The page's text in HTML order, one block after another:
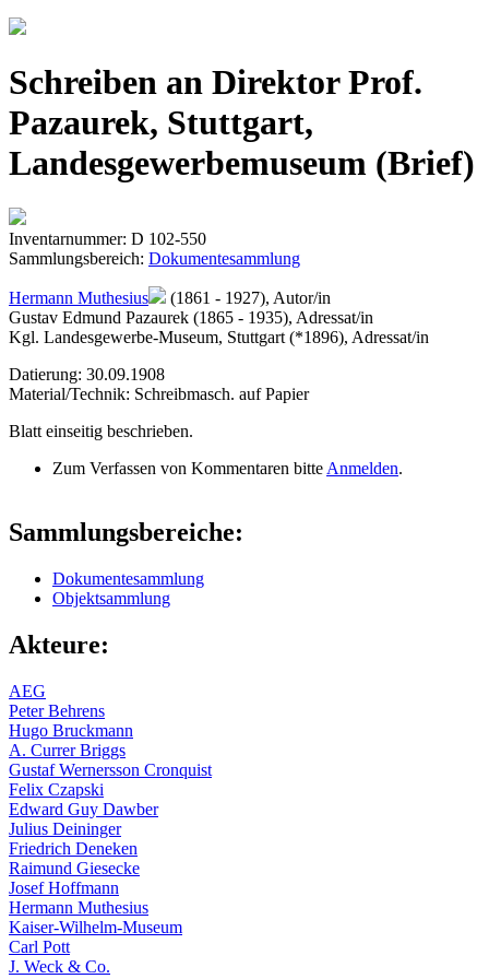
Jump to navigation
Schreiben an Direktor Prof.
Pazaurek, Stuttgart,
Landesgewerbemuseum (Brief)
Inventarnummer: D 102-550
Sammlungsbereich: Dokumentesammlung
Hermann Muthesius
(1861 - 1927), Autor/in
Gustav Edmund Pazaurek (1865 - 1935), Adressat/in
Kgl. Landesgewerbe-Museum, Stuttgart (*1896), Adressat/in
Datierung: 30.09.1908
Material/Technik: Schreibmasch. auf Papier
Blatt einseitig beschrieben.
Zum Verfassen von Kommentaren bitte Anmelden.
Sammlungsbereiche:
Dokumentesammlung
Objektsammlung
Akteure:
AEG
Peter Behrens
Hugo Bruckmann
A. Currer Briggs
Gustaf Wernersson Cronquist
Felix Czapski
Edward Guy Dawber
Julius Deininger
Friedrich Deneken
Raimund Giesecke
Josef Hoffmann
Hermann Muthesius
Kaiser-Wilhelm-Museum
Carl Pott
J. Weck & Co.